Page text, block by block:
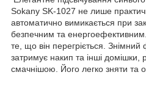
Sokany SK-1027 не лише
автоматично вимикається при
безпечним та
те, що він перегріється. Знімний
затримує накип та інші домішки,
смачнішою. Його легко зняти та